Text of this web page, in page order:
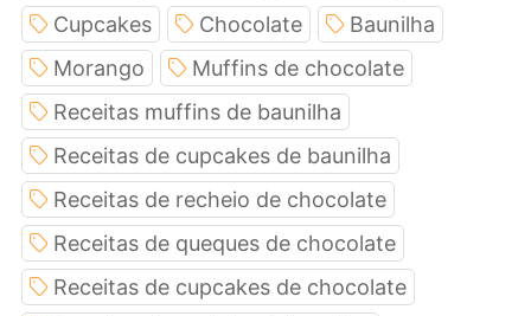
Cupcakes
Chocolate
Baunilha
Morango
Muffins de chocolate
Receitas muffins de baunilha
Receitas de cupcakes de baunilha
Receitas de recheio de chocolate
Receitas de queques de chocolate
Receitas de cupcakes de chocolate